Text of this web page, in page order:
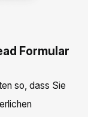
Formular
so, dass Sie